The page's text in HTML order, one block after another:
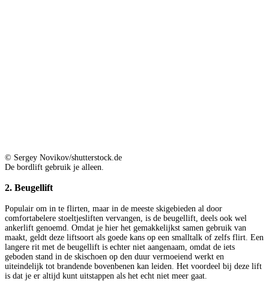
© Sergey Novikov/shutterstock.de
De bordlift gebruik je alleen.
2. Beugellift
Populair om in te flirten, maar in de meeste skigebieden al door
comfortabelere stoeltjesliften vervangen, is de beugellift, deels ook wel
ankerlift genoemd. Omdat je hier het gemakkelijkst samen gebruik van
maakt, geldt deze liftsoort als goede kans op een smalltalk of zelfs flirt. Een
langere rit met de beugellift is echter niet aangenaam, omdat de iets
geboden stand in de skischoen op den duur vermoeiend werkt en
uiteindelijk tot brandende bovenbenen kan leiden. Het voordeel bij deze lift
is dat je er altijd kunt uitstappen als het echt niet meer gaat.